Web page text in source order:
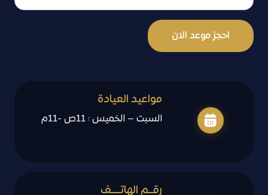
احجز موعد الان
مواعيد العيادة
السبت – الخميس : 11ص -11م
رقــم الهاتــــف